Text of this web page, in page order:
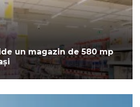
un magazin de 580 mp